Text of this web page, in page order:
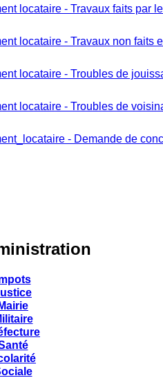
locataire - Travaux faits par
locataire - Travaux non faits
locataire - Troubles de
locataire - Troubles de
- Demande de
Mairie